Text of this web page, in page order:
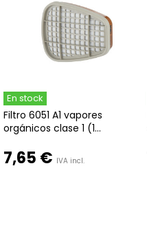
En stock
Filtro 6051 A1 vapores
orgánicos clase 1 (1...
7,65 € IVA incl.